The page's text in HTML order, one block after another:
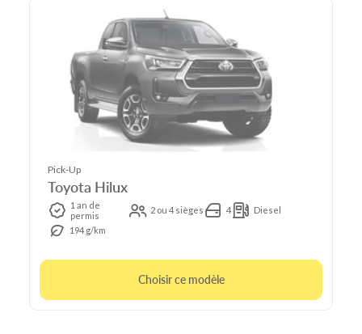
Pick-Up
Toyota Hilux
1 an de
permis
2 ou 4 sièges 4
Diesel
194 g/km
Choisir ce modèle